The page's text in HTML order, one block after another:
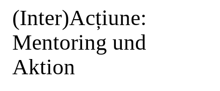
(Inter)Acțiune:
Mentoring und
Aktion